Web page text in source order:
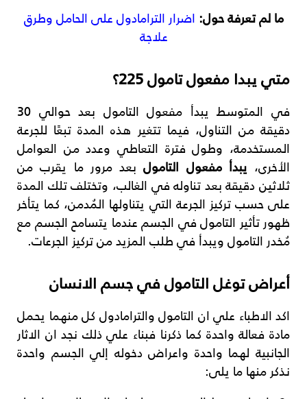
ما لم تعرفة حول: اضرار الترامادول على الحامل وطرق
علاجة
متي يبدا مفعول تامول 225؟
في المتوسط يبدأ مفعول التامول بعد حوالي 30
دقيقة من التناول، فيما تتغير هذه المدة تبعًا للجرعة
المستخدمة، وطول فترة التعاطي وعدد من العوامل
الأخرى،يبدأ مفعول التامولبعد مرور ما يقرب من
ثلاثين دقيقة بعد تناوله في الغالب، وتختلف تلك المدة
على حسب تركيز الجرعة التي يتناولها المُدمن، كما يتأخر
ظهور تأثير التامول في الجسم عندما يتسامح الجسم مع
مُخدر التامول ويبدأ في طلب المزيد من تركيز الجرعات.
أعراض توغل التامول في جسم الانسان
اكد الاطباء علي ان التامول والترامادول كل منهما يحمل
مادة فعالة واحدة كما ذكرنا فبناء علي ذلك نجد ان الاثار
الجانبية لهما واحدة واعراض دخوله إلي الجسم واحدة
نذكر منها ما يلى: